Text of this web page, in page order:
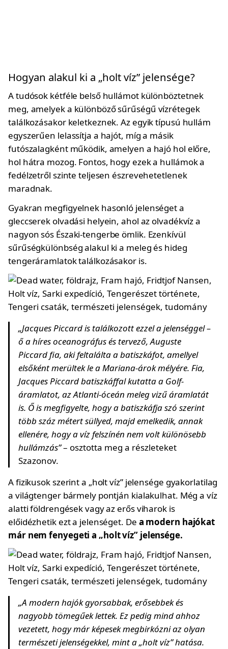
Hogyan alakul ki a „holt víz” jelensége?
A tudósok kétféle belső hullámot különböztetnek
meg, amelyek a különböző sűrűségű vízrétegek
találkozásakor keletkeznek. Az egyik típusú hullám
egyszerűen lelassítja a hajót, míg a másik
futószalagként működik, amelyen a hajó hol előre,
hol hátra mozog. Fontos, hogy ezek a hullámok a
fedélzetről szinte teljesen észrevehetetlenek
maradnak.
Gyakran megfigyelnek hasonló jelenséget a
gleccserek olvadási helyein, ahol az olvadékvíz a
nagyon sós Északi-tengerbe ömlik. Ezenkívül
sűrűségkülönbség alakul ki a meleg és hideg
tengeráramlatok találkozásakor is.
„Jacques Piccard is találkozott ezzel a jelenséggel –
ő a híres oceanográfus és tervező, Auguste
Piccard fia, aki feltalálta a batiszkáfot, amellyel
elsőként merültek le a Mariana-árok mélyére. Fia,
Jacques Piccard batiszkáffal kutatta a Golf-
áramlatot, az Atlanti-óceán meleg vizű áramlatát
is. Ő is megfigyelte, hogy a batiszkáfja szó szerint
több száz métert süllyed, majd emelkedik, annak
ellenére, hogy a víz felszínén nem volt különösebb
hullámzás”– osztotta meg a részleteket
Szazonov.
A fizikusok szerint a „holt víz” jelensége gyakorlatilag
a világtenger bármely pontján kialakulhat. Még a víz
alatti földrengések vagy az erős viharok is
előidézhetik ezt a jelenséget. De a modern hajókat
már nem fenyegeti a „holt víz” jelensége.
„A modern hajók gyorsabbak, erősebbek és
nagyobb tömegűek lettek. Ez pedig mind ahhoz
vezetett, hogy már képesek megbirkózni az olyan
természeti jelenségekkel, mint a „holt víz” hatása.